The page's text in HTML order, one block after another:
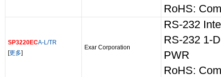
RoHS:
SP3220ECA-L/TR
[更多]
Exar Corporation
RS-232
RS-232 1-
PWR
RoHS: